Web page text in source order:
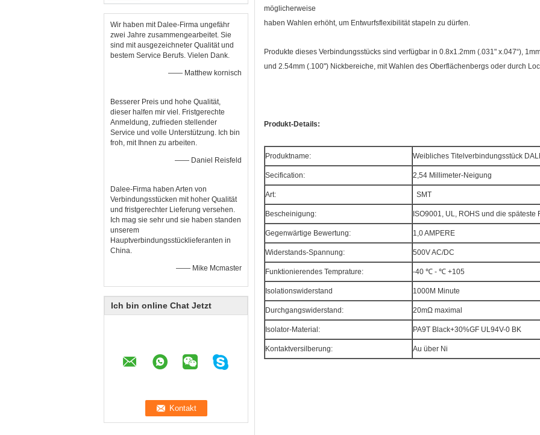
Verbindungsstück-5000M
Wir haben mit Dalee-Firma ungefähr
zwei Jahre zusammengearbeitet. Sie
sind mit ausgezeichneter Qualität und
bestem Service Berufs. Vielen Dank.
—— Matthew kornisch
Besserer Preis und hohe Qualität,
dieser halfen mir viel. Fristgerechte
Anmeldung, zufrieden stellender
Service und volle Unterstützung. Ich bin
froh, mit Ihnen zu arbeiten.
—— Daniel Reisfeld
Dalee-Firma haben Arten von
Verbindungsstücken mit hoher Qualität
und fristgerechter Lieferung versehen.
Ich mag sie sehr und sie haben standen
unserem
Hauptverbindungsstücklieferanten in
China.
—— Mike Mcmaster
Ich bin online Chat Jetzt
möglicherweise
haben Wahlen erhöht, um Entwurfsflexibilität stapeln zu dürfen.
Produkte dieses Verbindungsstücks sind verfügbar in 0.8x1.2mm (.031" x.047“),
und 2.54mm (.100") Nickbereiche, mit Wahlen des Oberflächenbergs oder durch
Produkt-Details:
Produktname: Weibliches Titelverbindungsstück
Secification: 2,54 Millimeter-Neigung
Art: SMT
Bescheinigung: ISO9001, UL, ROHS und die späteste
Gegenwärtige Bewertung: 1,0 AMPERE
Widerstands-Spannung: 500V AC/DC
Funktionierendes Temprature: -40 ℃ - ℃ +105
Isolationswiderstand 1000M Minute
Durchgangswiderstand: 20mΩ maximal
Isolator-Material: PA9T Black+30%GF UL94V-0 BK
Kontaktversilberung: Au über Ni